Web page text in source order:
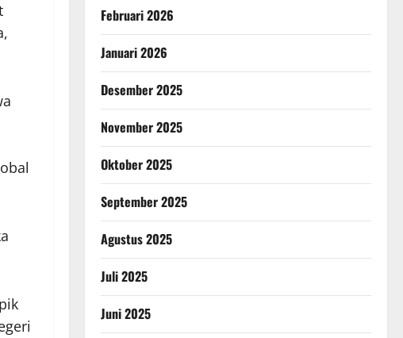
Februari 2026
Januari 2026
Desember 2025
November 2025
Oktober 2025
September 2025
Agustus 2025
Juli 2025
Juni 2025